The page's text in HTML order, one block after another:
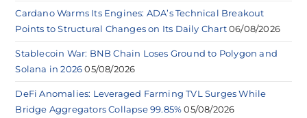
Cardano Warms Its Engines: ADA’s Technical Breakout
Points to Structural Changes on Its Daily Chart 06/08/2026
Stablecoin War: BNB Chain Loses Ground to Polygon and
Solana in 2026 05/08/2026
DeFi Anomalies: Leveraged Farming TVL Surges While
Bridge Aggregators Collapse 99.85% 05/08/2026